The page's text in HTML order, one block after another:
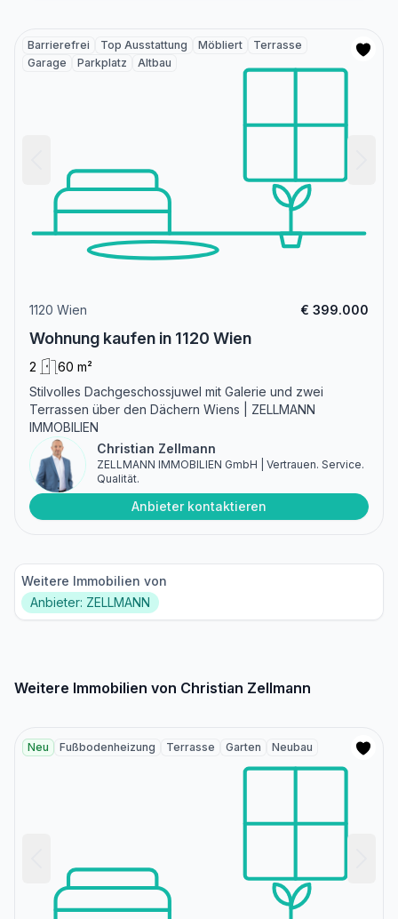
Barrierefrei Top Ausstattung Möbliert
Terrasse
Garage
Parkplatz Altbau
1120 Wien € 399.000
Wohnung kaufen in 1120 Wien
2
60 m²
Stilvolles Dachgeschossjuwel mit Galerie und zwei
Terrassen über den Dächern Wiens | ZELLMANN
IMMOBILIEN
Christian Zellmann
ZELLMANN IMMOBILIEN GmbH | Vertrauen. Service.
Qualität.
Anbieter kontaktieren
Weitere Immobilien von
Anbieter: ZELLMANN
Weitere Immobilien von Christian Zellmann
Neu Fußbodenheizung Terrasse Garten Neubau